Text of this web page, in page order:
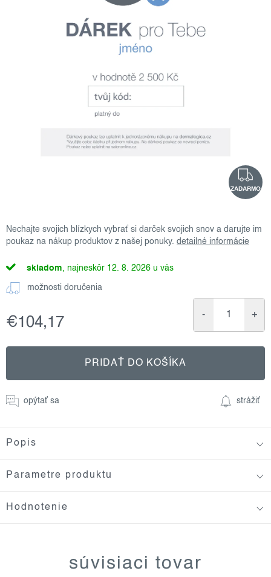
ZADARMO
Nechajte svojich blízkych vybrať si darček svojich snov a darujte im
poukaz na nákup produktov z našej ponuky. detailné informácie
skladom 12. 8. 2026
možnosti doručenia
€104,17
cena:
PRIDAŤ DO KOŠÍKA
opýtať sa strážiť
Popis
Parametre produktu
Hodnotenie
súvisiaci tovar